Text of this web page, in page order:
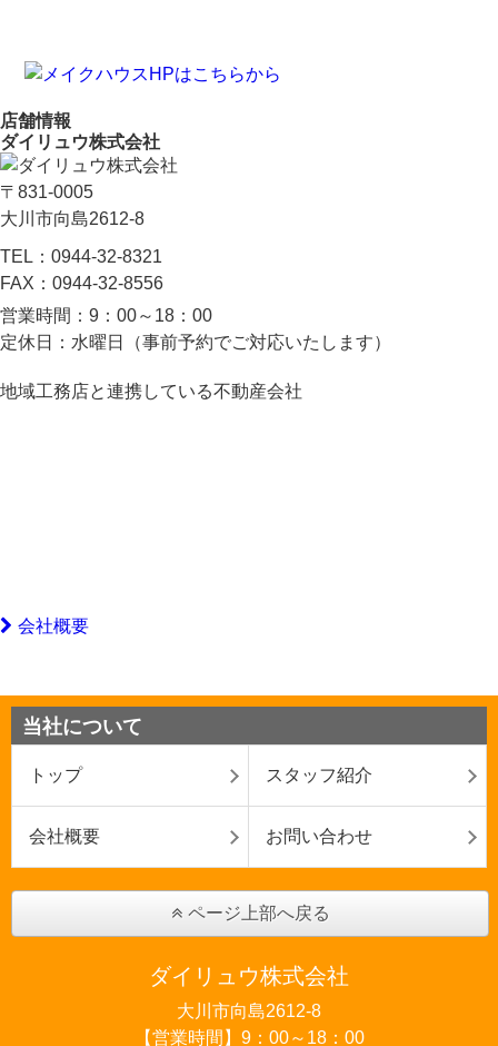
店舗情報
ダイリュウ株式会社
〒831-0005
大川市向島2612-8
TEL： 0944-32-8321
FAX： 0944-32-8556
営業時間： 9：00～18：00
定休日： 水曜日（事前予約でご対応いたします）
地域工務店と連携している不動産会社
会社概要
当社について
トップ スタッフ紹介
会社概要 お問い合わせ
ページ上部へ戻る
ダイリュウ株式会社
大川市向島2612-8
【営業時間】9：00～18：00